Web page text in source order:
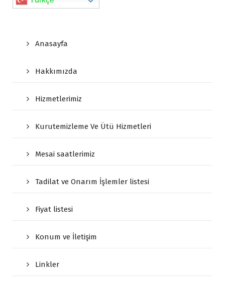
Anasayfa
Hakkımızda
Hizmetlerimiz
Kurutemizleme Ve Ütü Hizmetleri
Mesai saatlerimiz
Tadilat ve Onarım İşlemler listesi
Fiyat listesi
Konum ve İletişim
Linkler